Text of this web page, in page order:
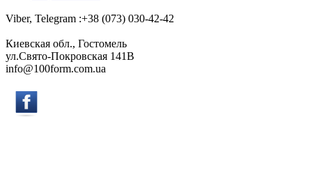
Viber, Telegram :+38 (073) 030-42-42
Киевская обл., Гостомель
ул.Свято-Покровская 141B
info@100form.com.ua